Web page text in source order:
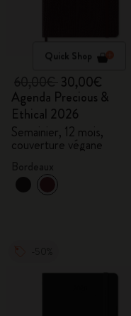
Quick Shop
30,00€
Agenda Precious &
Ethical 2026
Semainier, 12 mois,
couverture végane